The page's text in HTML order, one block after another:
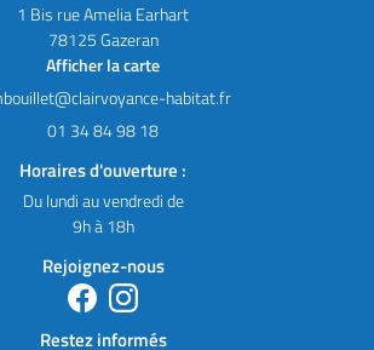
1 Bis rue Amelia Earhart
78125 Gazeran
Afficher la carte
01 34 84 98 18
Horaires d'ouverture :
Du lundi au vendredi de
9h à 18h
Rejoignez-nous
Restez informés